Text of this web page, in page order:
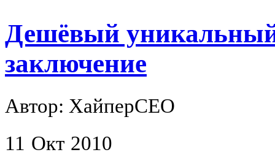
Дешёвый
заключение
Автор: ХайперСЕО
11 Окт 2010